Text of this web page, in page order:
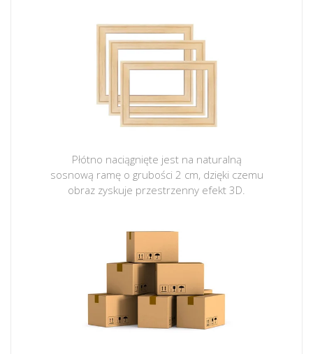
Płótno naciągnięte jest na naturalną
sosnową ramę o grubości 2 cm, dzięki czemu
obraz zyskuje przestrzenny efekt 3D.